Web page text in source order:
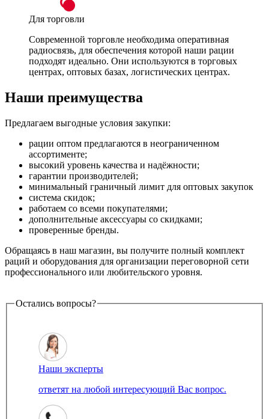
Для торговли
Современной торговле необходима оперативная
радиосвязь, для обеспечения которой наши рации
подходят идеально. Они используются в торговых
центрах, оптовых базах, логистических центрах.
Наши преимущества
Предлагаем выгодные условия закупки:
рации оптом предлагаются в неограниченном
ассортименте;
высокий уровень качества и надёжности;
гарантии производителей;
минимальный граничный лимит для оптовых закупок
система скидок;
работаем со всеми покупателями;
дополнительные аксессуары со скидками;
проверенные бренды.
Обращаясь в наш магазин, вы получите полный комплект
раций и оборудования для организации переговорной сети
профессионального или любительского уровня.
Остались вопросы?
Наши эксперты
ответят на любой интересующий Вас вопрос.